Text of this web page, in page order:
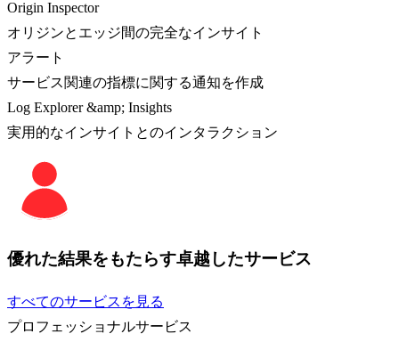
Origin Inspector
オリジンとエッジ間の完全なインサイト
アラート
サービス関連の指標に関する通知を作成
Log Explorer &amp; Insights
実用的なインサイトとのインタラクション
優れた結果をもたらす卓越したサービス
すべてのサービスを見る
プロフェッショナルサービス